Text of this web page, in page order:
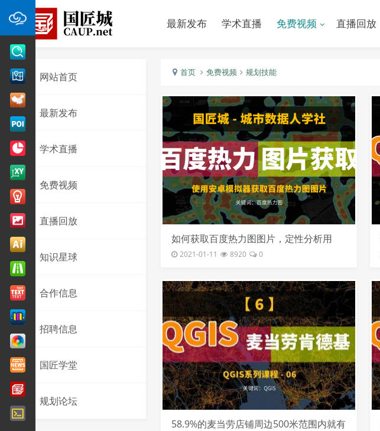
最新发布 学术直播 免费视频 直播回放
网站首页
最新发布
学术直播
免费视频
直播回放
知识星球
合作信息
招聘信息
国匠学堂
规划论坛
首页 免费视频 规划技能
如何获取百度热力图图片，定性分析用
2021-01-11 8920 0
58.9%的麦当劳店铺周边500米范围内就有